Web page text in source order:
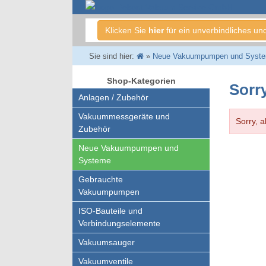
Klicken Sie hierfür ein unverbindliches
Sie sind hier: » Neue Vakuumpumpen und
Shop-Kategorien
Anlagen / Zubehör
Vakuummessgeräte und
Zubehör
Neue Vakuumpumpen und
Systeme
Gebrauchte
Vakuumpumpen
ISO-Bauteile und
Verbindungselemente
Vakuumsauger
Vakuumventile
Sorry,